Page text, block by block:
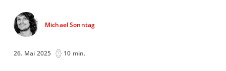
Michael Sonntag
26. Mai 2025 10 min.